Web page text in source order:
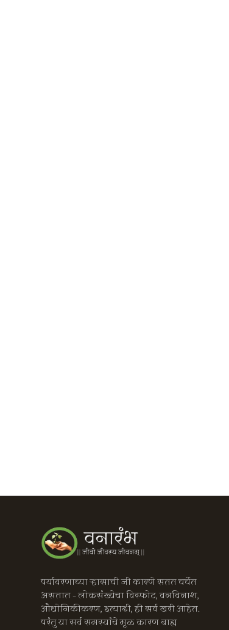
पर्यावरणाच्या ऱ्हासाची जी कारणे सतत चर्चेत
असतात – लोकसंख्येचा विस्फोट, वनविनाश,
औद्योगिकीकरण, इत्यादी, ही सर्व खरी आहेत.
परंतु या सर्व समस्यांचे मूळ कारण बाह्य